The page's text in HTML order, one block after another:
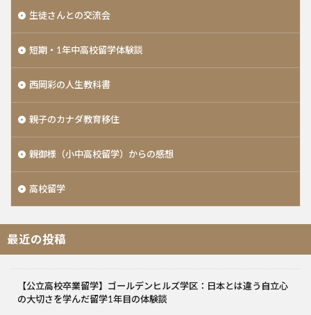
生徒さんとの交流会
短期・1年中高校留学体験談
西岡彩の人生教科書
親子のカナダ教育移住
親御様（小中高校留学）からの感想
高校留学
最近の投稿
【公立高校卒業留学】ゴールデンヒルズ学区：日本とは違う自立心
の大切さを学んだ留学1年目の体験談